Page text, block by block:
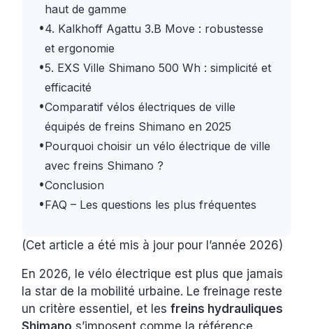
haut de gamme
•4. Kalkhoff Agattu 3.B Move : robustesse
et ergonomie
•5. EXS Ville Shimano 500 Wh : simplicité et
efficacité
•Comparatif vélos électriques de ville
équipés de freins Shimano en 2025
•Pourquoi choisir un vélo électrique de ville
avec freins Shimano ?
•Conclusion
•FAQ – Les questions les plus fréquentes
(Cet article a été mis à jour pour l’année 2026)
En 2026, le vélo électrique est plus que jamais
la star de la mobilité urbaine. Le freinage reste
un critère essentiel, et lesfreins hydrauliques